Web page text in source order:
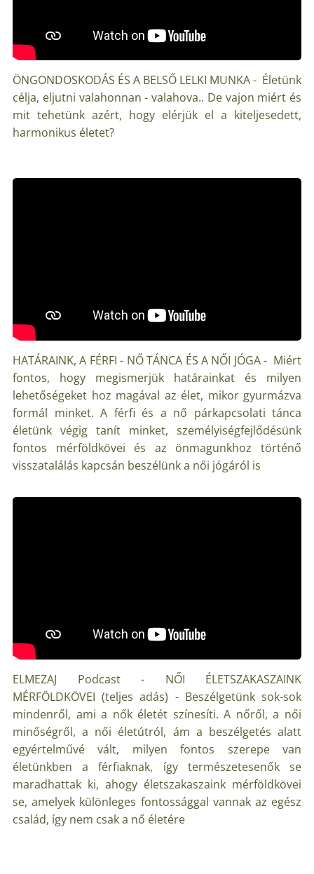
ÖNGONDOSKODÁS ÉS A BELSŐ LELKI MUNKA - Életünk
célja, eljutni valahonnan - valahova.. De vajon miért és
mit tehetünk azért, hogy elérjük el a kiteljesedett,
harmonikus életet?
HATÁRAINK, A FÉRFI - NŐ TÁNCA ÉS A NŐI JÓGA - Miért
fontos, hogy megismerjük határainkat és milyen
lehetőségeket hoz magával az élet, mikor gyurmázva
formál minket. A férfi és a nő párkapcsolati tánca
életünk végig tanít minket, személyiségfejlődésünk
fontos mérföldkövei és az önmagunkhoz történő
visszatalálás kapcsán beszélünk a női jógáról is
ELMEZAJ Podcast - NŐI ÉLETSZAKASZAINK
MÉRFÖLDKÖVEI (teljes adás) - Beszélgetünk sok-sok
mindenről, ami a nők életét színesíti. A nőről, a női
minőségről, a női életútról, ám a beszélgetés alatt
egyértelművé vált, milyen fontos szerepe van
életünkben a férfiaknak, így természetesenők se
maradhattak ki, ahogy életszakaszaink mérföldkövei
se, amelyek különleges fontossággal vannak az egész
család, így nem csak a nő életére